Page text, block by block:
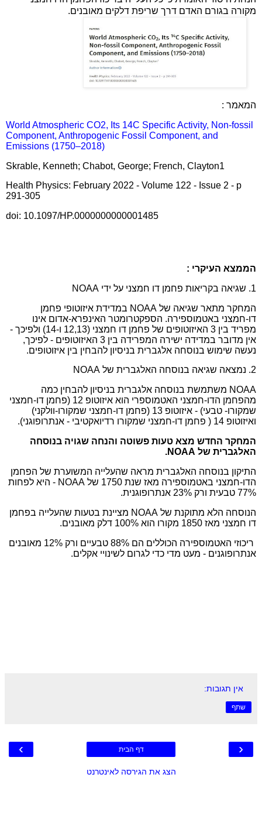
מקורה בגורם האדם דרך שריפת דלקים מאובנים.
המאמר :
World Atmospheric CO2, Its 14C Specific Activity, Non-fossil
Component, Anthropogenic Fossil Component, and
Emissions (1750–2018)
Skrable, Kenneth; Chabot, George; French, Clayton1
Health Physics: February 2022 - Volume 122 - Issue 2 - p
291-305
doi: 10.1097/HP.0000000000001485
הממצא העיקרי :
1. שגיאה בקריאות פחמן דו חמצני על ידי NOAA
המחקר מתאר שגיאה של NOAA במדידת איזוטופי פחמן
דו-חמצני באטמוספירה. הספקטרומטר האינפרא-אדום אינו
מפריד בין 3 האיזוטופים של פחמן דו חמצני (12,13 ו-14) ולפיכך -
אין מדובר במדידה ישירה המפרידה בין 3 האיזוטופים - לפיכך,
נעשה שימוש בנוסחה אלגברית בניסיון להבחין בין איזוטופים.
2. נמצאה שגיאה בנוסחה האלגברית של NOAA
NOAA משתמשת בנוסחה אלגברית בניסיון להבחין כמה
מהפחמן הדו-חמצני האטמוספרי הוא איזוטופ 12 (פחמן דו-חמצני
שמקורו- טבעי) - איזוטופ 13 (פחמן דו-חמצני שמקורו-וולקני)
ואיזוטופ 14 ( פחמן דו-חמצני שמקורו רדיואקטיבי - אנתרופוגני).
המחקר החדש מצא טעות פשוטה והנחה שגויה בנוסחה
האלגברית של NOAA.
התיקון בנוסחה האלגברית מראה שהעלייה המשוערת של הפחמן
הדו-חמצני באטמוספירה מאז שנת 1750 של NOAA - היא לפחות
77% טבעית ורק 23% אנתרופוגנית.
הנוסחה הלא מתוקנת של NOAA מציינת בטעות שהעלייה בפחמן
דו חמצני מאז 1850 מקורו הוא 100% דלק מאובנים.
ריכוזי האטמוספירה הכוללים הם 88% טבעיים ורק 12% מאובנים
אנתרופוגנים - מעט מדי כדי לגרום לשינויי אקלים.
אין תגובות:
שתף
‹
› דף הבית
הצג את הגירסה לאינטרנט